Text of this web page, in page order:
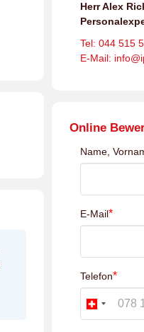
Herr Alex
Tel: 044 515
E-Mail:
Online
Name,
E-Mail*
Telefon*